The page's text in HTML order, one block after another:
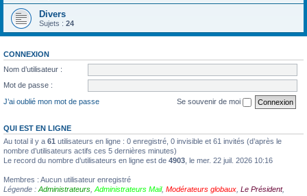
Divers
Sujets : 24
CONNEXION
Nom d’utilisateur :
Mot de passe :
J’ai oublié mon mot de passe
Se souvenir de moi
QUI EST EN LIGNE
Au total il y a 61 utilisateurs en ligne : 0 enregistré, 0 invisible et 61 invités (d’après le
nombre d’utilisateurs actifs ces 5 dernières minutes)
Le record du nombre d’utilisateurs en ligne est de 4903 , le mer. 22 juil. 2026 10:16
Membres : Aucun utilisateur enregistré
Légende : Administrateurs Administrateurs Mail, Modérateurs globaux Le Président,